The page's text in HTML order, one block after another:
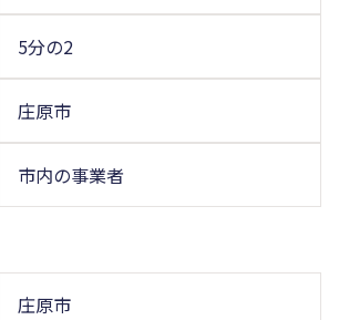
5分の2
庄原市
市内の事業者
庄原市